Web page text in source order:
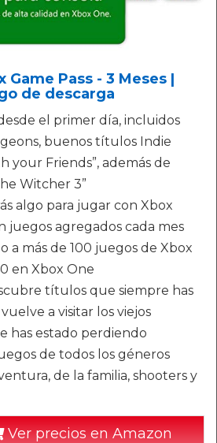
Game Pass - 3 Meses |
de descarga
el primer día, incluidos
buenos títulos Indie
your Friends”, además de
Witcher 3”
algo para jugar con Xbox
juegos agregados cada mes
a más de 100 juegos de Xbox
en Xbox One
títulos que siempre has
a visitar los viejos
has estado perdiendo
de todos los géneros
de la familia, shooters y
Ver precios en Amazon